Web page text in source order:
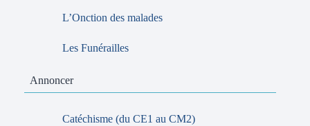
L’Onction des malades
Les Funérailles
Annoncer
Catéchisme (du CE1 au CM2)